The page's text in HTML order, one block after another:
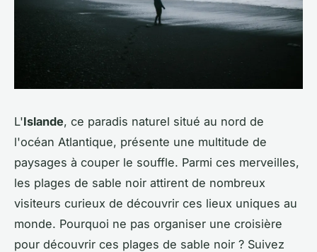
L'Islande, ce paradis naturel situé au nord de
l'océan Atlantique, présente une multitude de
paysages à couper le souffle. Parmi ces merveilles,
les plages de sable noir attirent de nombreux
visiteurs curieux de découvrir ces lieux uniques au
monde. Pourquoi ne pas organiser une croisière
pour découvrir ces plages de sable noir ? Suivez